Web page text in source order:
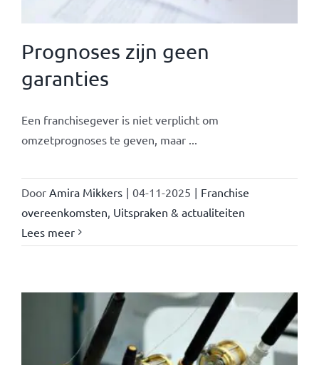
Prognoses zijn geen
garanties
Een franchisegever is niet verplicht om
omzetprognoses te geven, maar ...
Door Amira Mikkers | 04-11-2025 | Franchise
overeenkomsten, Uitspraken & actualiteiten
Lees meer